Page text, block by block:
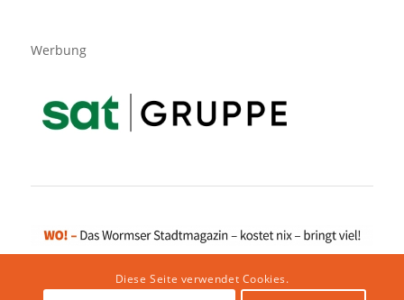
Werbung
Diese Seite verwendet Cookies.